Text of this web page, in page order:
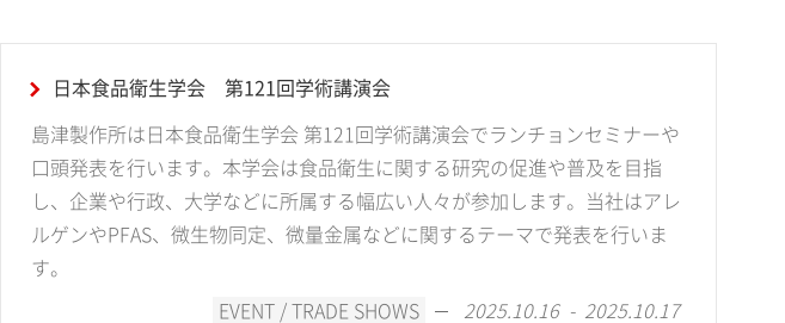
日本食品衛生学会 第121回学術講演会
島津製作所は日本食品衛生学会 第121回学術講演会でランチョンセミナーや
口頭発表を行います。本学会は食品衛生に関する研究の促進や普及を目指
し、企業や行政、大学などに所属する幅広い人々が参加します。当社はアレ
ルゲンやPFAS、微生物同定、微量金属などに関するテーマで発表を行いま
す。
EVENT / TRADE SHOWS 2025.10.16 - 2025.10.17